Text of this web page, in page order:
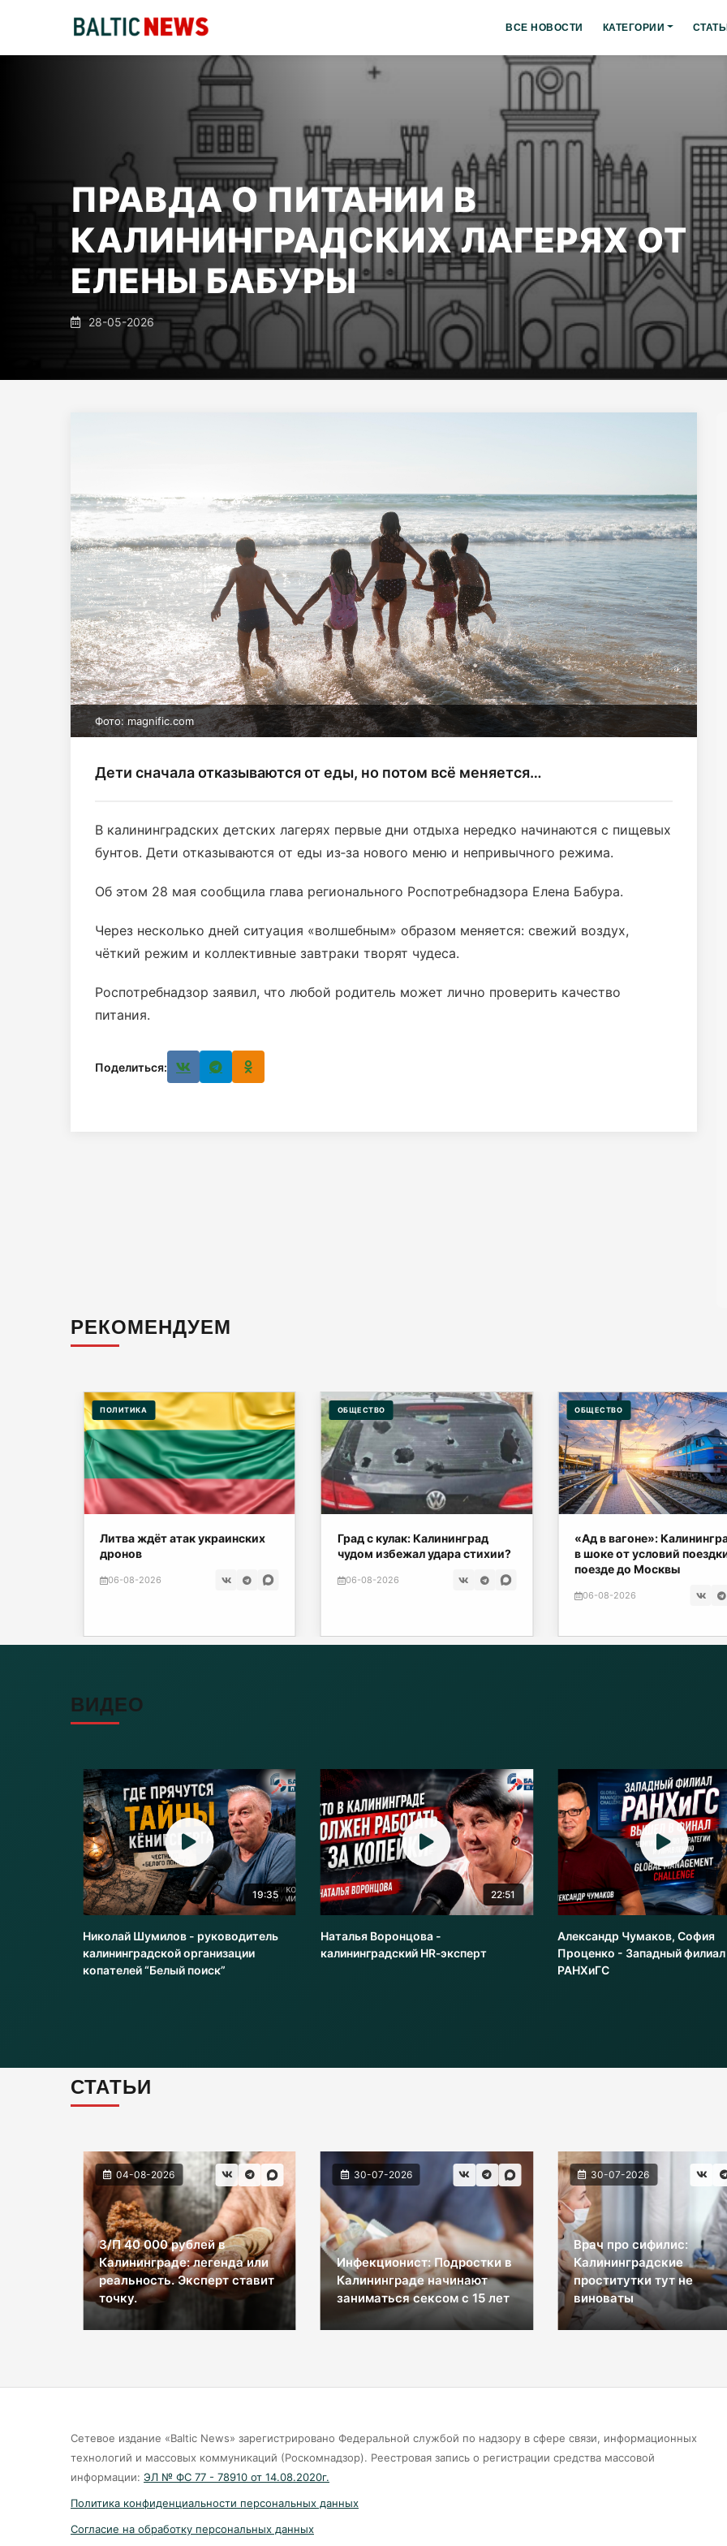
ВСЕ НОВОСТИ КАТЕГОРИИ
ПРАВДА О ПИТАНИИ В
КАЛИНИНГРАДСКИХ ЛАГЕРЯХ ОТ
ЕЛЕНЫ БАБУРЫ
28-05-2026
Фото: magnific.com
Дети сначала отказываются от еды, но потом всё меняется…
В калининградских детских лагерях первые дни отдыха нередко начинаются с пищевых
бунтов. Дети отказываются от еды из‑за нового меню и непривычного режима.
Об этом 28 мая сообщила глава регионального Роспотребнадзора Елена Бабура.
Через несколько дней ситуация «волшебным» образом меняется: свежий воздух,
чёткий режим и коллективные завтраки творят чудеса.
Роспотребнадзор заявил, что любой родитель может лично проверить качество
питания.
Поделиться:
РЕКОМЕНДУЕМ
ПОЛИТИКА
Литва ждёт атак украинских
дронов
06-08-2026
ОБЩЕСТВО
Град с кулак: Калининград
чудом избежал удара стихии?
06-08-2026
ОБЩЕСТВО
«Ад в вагоне»:
в шоке от условий
поезде до Москвы
06-08-2026
ВИДЕО
19:35
Николай Шумилов - руководитель
калининградской организации
копателей “Белый поиск”
22:51
Наталья Воронцова -
калининградский HR‑эксперт
Александр Чумаков, София
Проценко - Западный филиал
РАНХиГС
СТАТЬИ
04-08-2026
З/П 40 000 рублей в
Калининграде: легенда или
реальность. Эксперт ставит
точку.
30-07-2026
Инфекционист: Подростки в
Калининграде начинают
заниматься сексом с 15 лет
30-07-2026
Врач про сифилис:
Калининградские
проститутки тут не
виноваты
Сетевое издание «Baltic News» зарегистрировано Федеральной службой по надзору в сфере связи, информационных
технологий и массовых коммуникаций (Роскомнадзор). Реестровая запись о регистрации средства массовой
информации: ЭЛ № ФС 77 - 78910 от 14.08.2020г.
Политика конфиденциальности персональных данных
Согласие на обработку персональных данных